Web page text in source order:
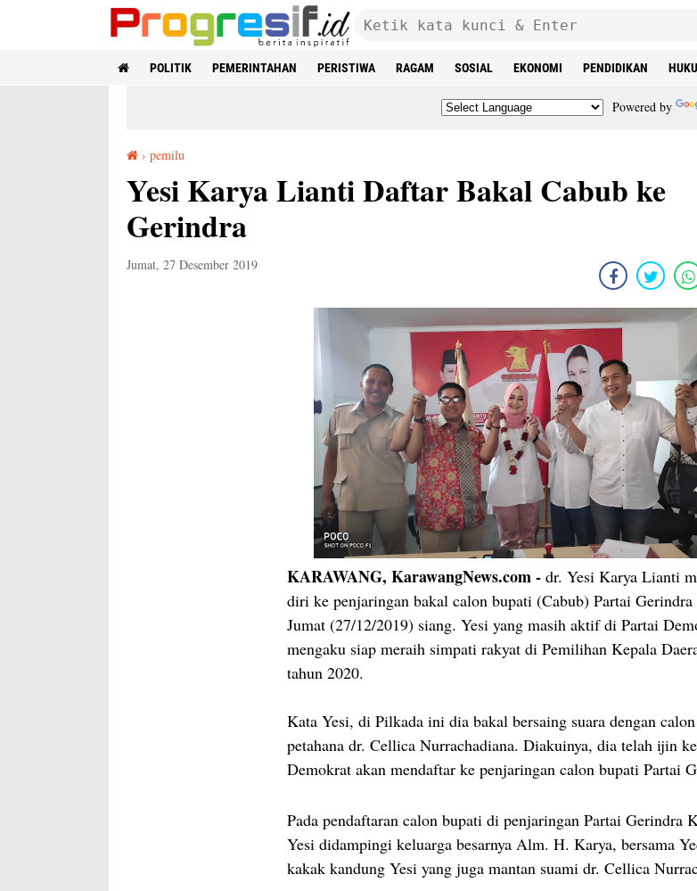
POLITIK PEMERINTAHAN PERISTIWA RAGAM SOSIAL EKONOMI PENDIDIKAN
Powered by
› pemilu
Yesi Karya Lianti Daftar Bakal Cabub ke
Gerindra
Jumat, 27 Desember 2019
KARAWANG, KarawangNews.com - dr. Yesi Karya Lianti
diri ke penjaringan bakal calon bupati (Cabub) Partai Gerindra
Jumat (27/12/2019) siang. Yesi yang masih aktif di Partai
mengaku siap meraih simpati rakyat di Pemilihan Kepala
tahun 2020.
Kata Yesi, di Pilkada ini dia bakal bersaing suara dengan
petahana dr. Cellica Nurrachadiana. Diakuinya, dia telah ijin
Demokrat akan mendaftar ke penjaringan calon bupati Partai
Pada pendaftaran calon bupati di penjaringan Partai Gerindra
Yesi didampingi keluarga besarnya Alm. H. Karya, bersama
kakak kandung Yesi yang juga mantan suami dr. Cellica